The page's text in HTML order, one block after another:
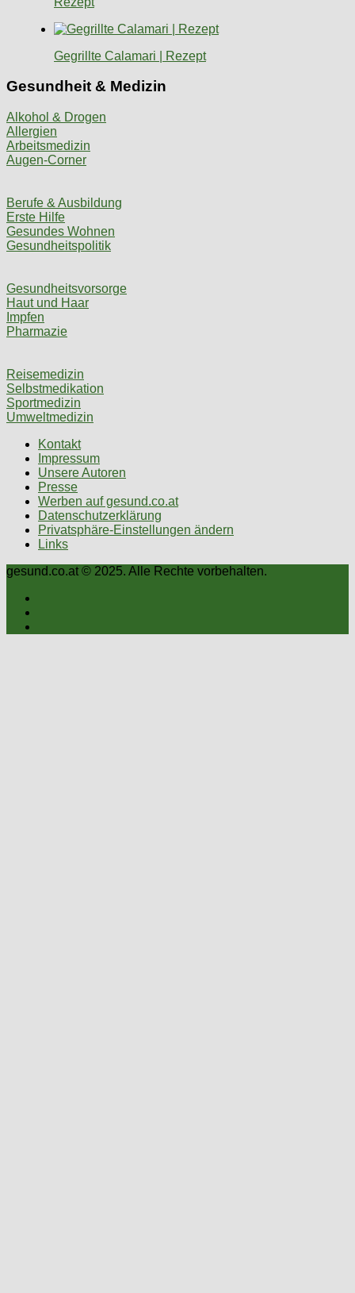
Gegrillte Calamari | Rezept
Gesundheit & Medizin
Alkohol & Drogen
Allergien
Arbeitsmedizin
Augen-Corner
Berufe & Ausbildung
Erste Hilfe
Gesundes Wohnen
Gesundheitspolitik
Gesundheitsvorsorge
Haut und Haar
Impfen
Pharmazie
Reisemedizin
Selbstmedikation
Sportmedizin
Umweltmedizin
Kontakt
Impressum
Unsere Autoren
Presse
Werben auf gesund.co.at
Datenschutzerklärung
Privatsphäre-Einstellungen ändern
Links
gesund.co.at © 2025. Alle Rechte vorbehalten.